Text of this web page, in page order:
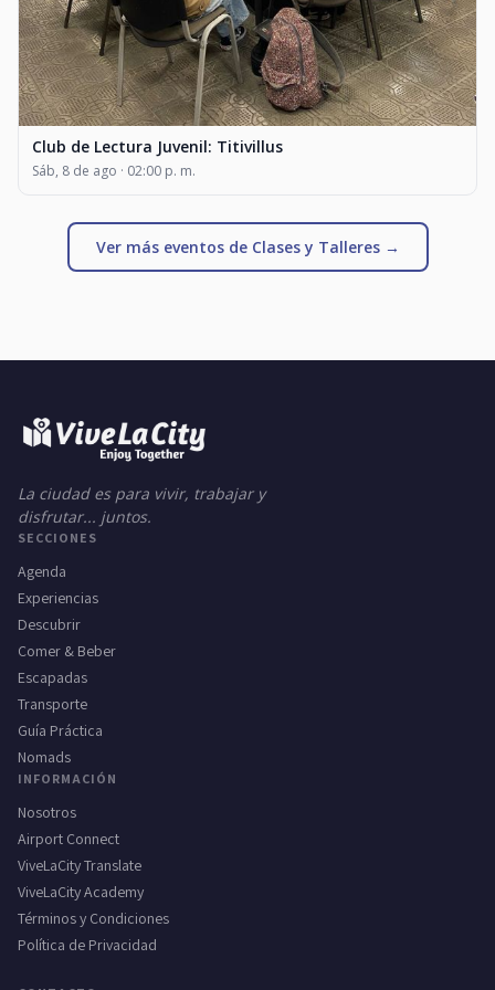
Club de Lectura Juvenil: Titivillus
Sáb, 8 de ago · 02:00 p. m.
Ver más eventos de Clases y Talleres →
La ciudad es para vivir, trabajar y
disfrutar... juntos.
SECCIONES
Agenda
Experiencias
Descubrir
Comer & Beber
Escapadas
Transporte
Guía Práctica
Nomads
INFORMACIÓN
Nosotros
Airport Connect
ViveLaCity Translate
ViveLaCity Academy
Términos y Condiciones
Política de Privacidad